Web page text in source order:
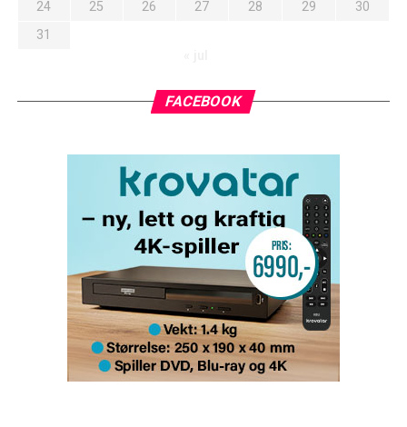
24 25 26 27 28 29
30
31
FACEBOOK